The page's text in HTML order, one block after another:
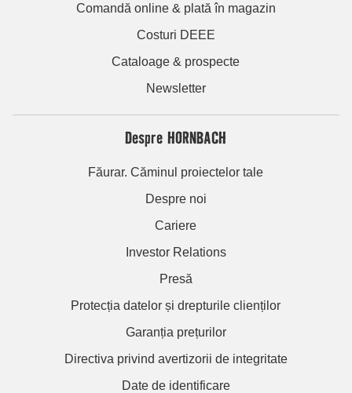
Comandă online & plată în magazin
Costuri DEEE
Cataloage & prospecte
Newsletter
Despre HORNBACH
Făurar. Căminul proiectelor tale
Despre noi
Cariere
Investor Relations
Presă
Protecția datelor și drepturile clienților
Garanția prețurilor
Directiva privind avertizorii de integritate
Date de identificare